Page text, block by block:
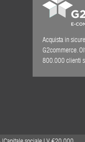
Acquista in
G2commerce.
800.000 clienti